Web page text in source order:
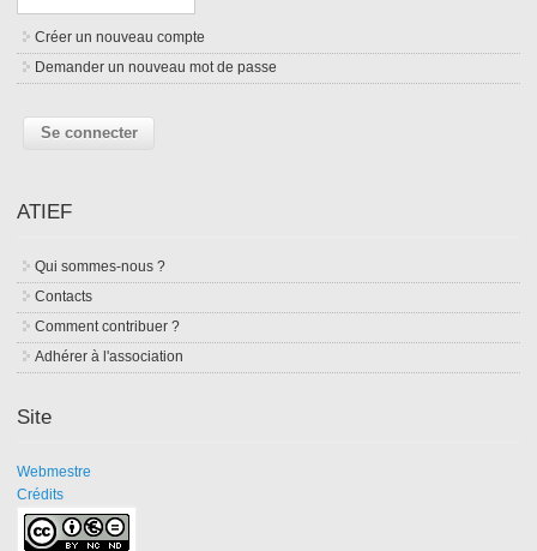
Créer un nouveau compte
Demander un nouveau mot de passe
ATIEF
Qui sommes-nous ?
Contacts
Comment contribuer ?
Adhérer à l'association
Site
Webmestre
Crédits